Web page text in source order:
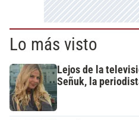
Lo más visto
Lejos de la
Señuk, la